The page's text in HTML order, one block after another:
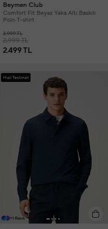
Beymen Club
Comfort Fit Beyaz Yaka Altı Baskılı
Polo T-shirt
3.999 TL
2.999 TL
2.499 TL
Hızlı Teslimat
+1 Renk